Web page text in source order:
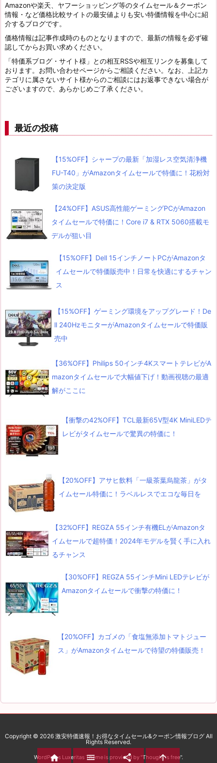
Amazonや楽天、ヤフーショッピング等のタイムセール＆クーポン
情報・など価格比較サイトの最安値よりも安い特価情報を中心に紹
介するブログです。
価格情報は記事作成時のものとなりますので、最新の情報を必ず確
認してからお買い求めください。
「特価系ブログ・サイト様」との相互RSSや相互リンクを募集して
おります。お問い合わせページからご相談ください。なお、上記カ
テゴリに属さないサイト様からのご相談にはお返事できない場合が
ございますので、あらかじめご了承ください。
最近の投稿
【15%OFF】シャープの最新「加湿レス空気清浄機
FU-T40」がAmazonタイムセールで特価に！花粉対
策の決定版
【24%OFF】ASUS高性能ゲーミングPCがAmazon
タイムセールで特価に！Core i7 & RTX 5060搭載モ
デルが狙い目
【15%OFF】Dell 15インチノートPCがAmazonタ
イムセールで特価販売中！日常を快適にするチャン
ス
【15%OFF】ゲーミング環境をアップグレード！De
ll 240HzモニターがAmazonタイムセールで特価販
売中
【36%OFF】Philips 50インチ4KスマートテレビがA
mazonタイムセールで大幅値下げ！動画視聴の最適
解がここに
【衝撃の42%OFF】TCL最新65V型4K MiniLEDテ
レビがタイムセールで驚異の特価に！
【20%OFF】アサヒ飲料「一級茶葉烏龍茶」がタ
イムセール特価に！ラベルレスでエコな毎日を
【32%OFF】REGZA 55インチ有機ELがAmazonタ
イムセールで超特価！2024年モデルを賢く手に入れ
るチャンス
【30%OFF】REGZA 55インチMini LEDテレビが
Amazonタイムセールで衝撃の特価に！
【20%OFF】カゴメの「食塩無添加トマトジュー
ス」がAmazonタイムセールで待望の特価販売！
Copyright © 2026 激安特価速報！お得なタイムセール&クーポン情報ブログAll
Rights Reserved.
WordPress Luxeritas Theme is provided by "Thought is free".
   